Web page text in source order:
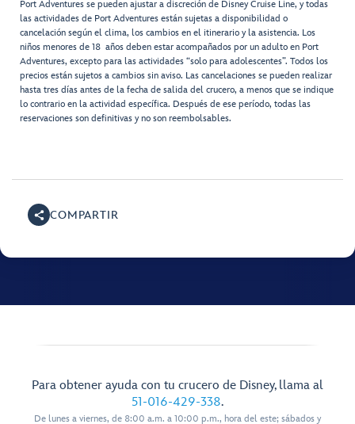
Port Adventures se pueden ajustar a discreción de Disney Cruise Line, y todas
las actividades de Port Adventures están sujetas a disponibilidad o
cancelación según el clima, los cambios en el itinerario y la asistencia. Los
niños menores de 18 años deben estar acompañados por un adulto en Port
Adventures, excepto para las actividades “solo para adolescentes”. Todos los
precios están sujetos a cambios sin aviso. Las cancelaciones se pueden realizar
hasta tres días antes de la fecha de salida del crucero, a menos que se indique
lo contrario en la actividad específica. Después de ese período, todas las
reservaciones son definitivas y no son reembolsables.
COMPARTIR
Para obtener ayuda con tu crucero de Disney, llama al
51-016-429-338.
De lunes a viernes, de 8:00 a.m. a 10:00 p.m., hora del este; sábados y